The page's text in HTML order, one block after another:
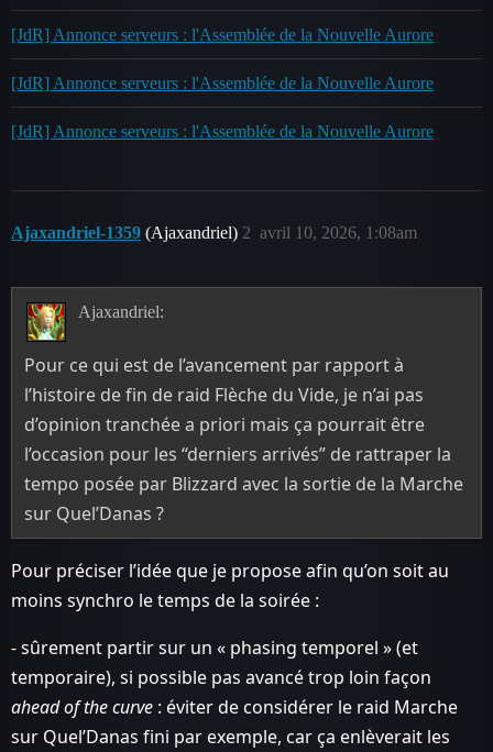
[JdR] Annonce serveurs : l'Assemblée de la Nouvelle Aurore
[JdR] Annonce serveurs : l'Assemblée de la Nouvelle Aurore
[JdR] Annonce serveurs : l'Assemblée de la Nouvelle Aurore
Ajaxandriel-1359 (Ajaxandriel) avril 10, 2026, 1:08am
2
Ajaxandriel:
Pour ce qui est de l’avancement par rapport à
l’histoire de fin de raid Flèche du Vide, je n’ai pas
d’opinion tranchée a priori mais ça pourrait être
l’occasion pour les “derniers arrivés” de rattraper la
tempo posée par Blizzard avec la sortie de la Marche
sur Quel’Danas ?
Pour préciser l’idée que je propose afin qu’on soit au
moins synchro le temps de la soirée :
- sûrement partir sur un « phasing temporel » (et
temporaire), si possible pas avancé trop loin façon
ahead of the curve : éviter de considérer le raid Marche
sur Quel’Danas fini par exemple, car ça enlèverait les